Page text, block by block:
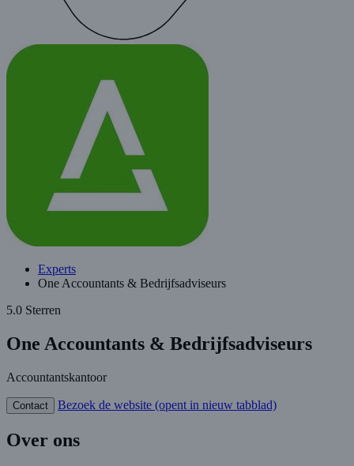
Experts
One Accountants & Bedrijfsadviseurs
5.0 Sterren
One Accountants & Bedrijfsadviseurs
Accountantskantoor
Contact Bezoek de website (opent in nieuw tabblad)
Over ons